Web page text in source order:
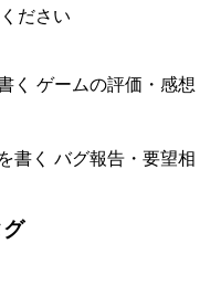
ださい
く ゲームの評価・感想
書く バグ報告・要望相